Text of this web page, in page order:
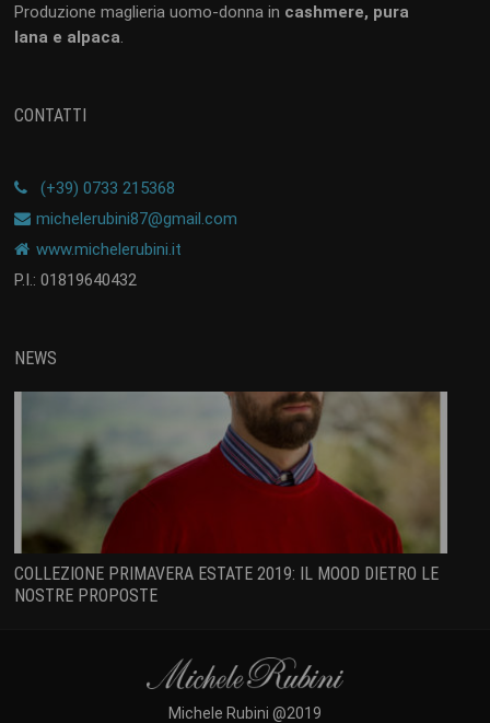
Produzione maglieria uomo-donna in cashmere, pura
lana e alpaca.
CONTATTI
(+39) 0733 215368
michelerubini87@gmail.com
www.michelerubini.it
P.I.: 01819640432
NEWS
COLLEZIONE PRIMAVERA ESTATE 2019: IL MOOD DIETRO LE
NOSTRE PROPOSTE
Michele Rubini @2019